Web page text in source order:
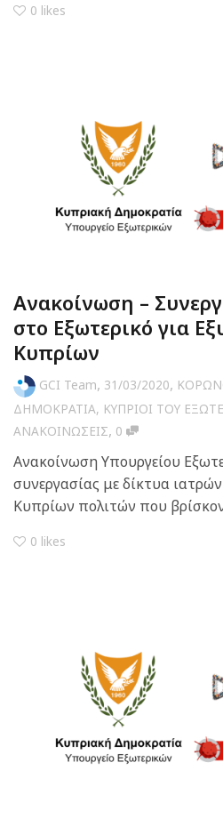
0 likes
Ανακοίνωση –
στο Εξωτερικό για
Κυπρίων
GCI Team, 31/03/2020,
ΔΗΜΟΚΡΑΤΙΑ, ΚΥΠΡΙΟΙ ΤΟΥ
ΑΝΑΚΟΙΝΩΣΕΙΣ, 0
Ανακοίνωση Υπουργείου
συνεργασίας με δίκτυα
Κυπρίων πολιτών που
0 likes